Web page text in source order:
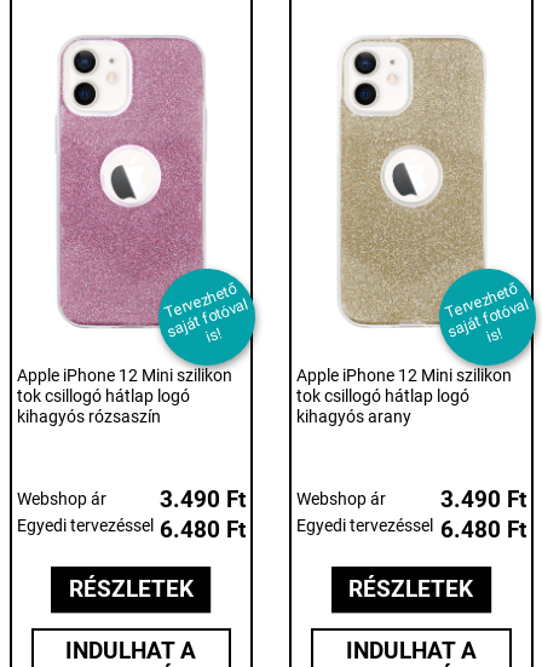
T
er
v
e
z
h
et
ő
s
aj
át f
ot
ó
v
al
i
s!
Apple iPhone 12 Mini szilikon
tok csillogó hátlap logó
kihagyós rózsaszín
Webshop ár 3.490 Ft
Egyedi tervezéssel 6.480 Ft
RÉSZLETEK
INDULHAT A
T
er
v
e
z
h
et
ő
s
aj
át f
ot
ó
v
al
i
s!
Apple iPhone 12 Mini szilikon
tok csillogó hátlap logó
kihagyós arany
Webshop ár 3.490 Ft
Egyedi tervezéssel 6.480 Ft
RÉSZLETEK
INDULHAT A